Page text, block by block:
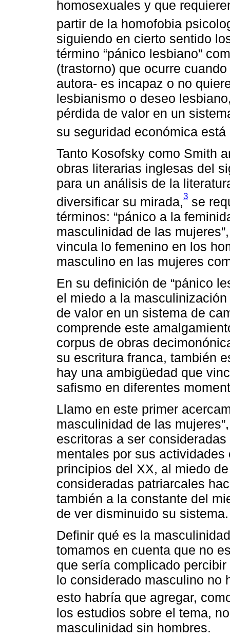
homosexuales y que
partir de la homofobia
siguiendo en cierto sentido
término “pánico lesbiano”
(trastorno) que ocurre
autora- es incapaz o no
lesbianismo o deseo
pérdida de valor en un
su seguridad económica está
Tanto Kosofsky como Smith
obras literarias inglesas del
para un análisis de la
diversificar su mirada,3 se
términos: “pánico a la
masculinidad de las
vincula lo femenino en los
masculino en las mujeres
En su definición de “pánico
el miedo a la
de valor en un sistema de
comprende este
corpus de obras
su escritura franca, también
hay una ambigüedad que
safismo en diferentes
Llamo en este primer
masculinidad de las
escritoras a ser
mentales por sus
principios del XX, al miedo
consideradas patriarcales
también a la constante del
de ver disminuido su sistema.
Definir qué es la
tomamos en cuenta que no
que sería complicado
lo considerado masculino no
esto habría que agregar,
los estudios sobre el tema,
masculinidad sin hombres.